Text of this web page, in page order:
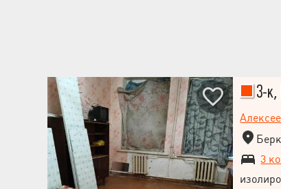
3-к,
3